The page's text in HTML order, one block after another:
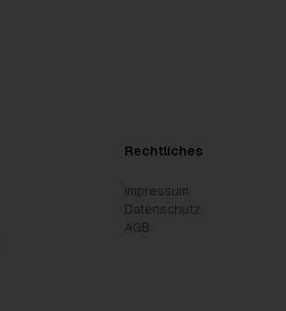
Rechtliches
Impressum
Datenschutz
AGB